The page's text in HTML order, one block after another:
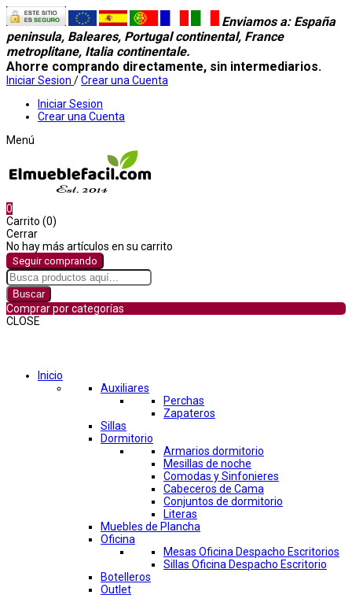
Enviamos a: España
peninsula, Baleares, Portugal continental, France
metroplitane, Italia continentale.
Ahorre comprando directamente, sin intermediarios.
Iniciar Sesion /Crear una Cuenta
Iniciar Sesion
Crear una Cuenta
Menú
0
Carrito (0)
Cerrar
No hay más artículos en su carrito
Seguir comprando
Buscar
Comprar por categorías
CLOSE
Inicio
Auxiliares
Perchas
Zapateros
Sillas
Dormitorio
Armarios dormitorio
Mesillas de noche
Comodas y Sinfonieres
Cabeceros de Cama
Conjuntos de dormitorio
Literas
Muebles de Plancha
Oficina
Mesas Oficina Despacho Escritorios
Sillas Oficina Despacho Escritorio
Botelleros
Outlet